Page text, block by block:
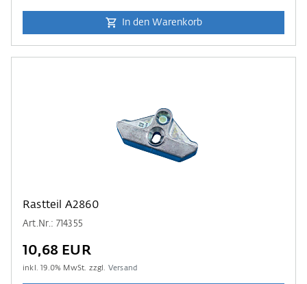
In den Warenkorb
Rastteil A2860
Art.Nr.: 714355
10,68 EUR
inkl.19.0% MwSt. zzgl. Versand